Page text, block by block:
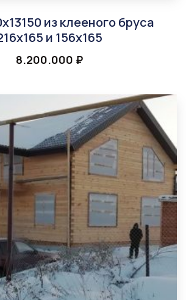
из клееного бруса
и 156х165
8.200.000 ₽